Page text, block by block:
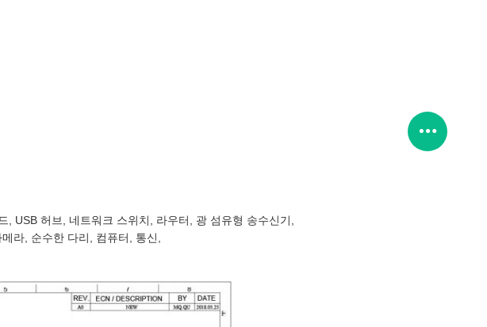
USB 허브, 네트워크 스위치, 라우터, 광 섬유형 송수신기,
라, 순수한 다리, 컴퓨터, 통신,